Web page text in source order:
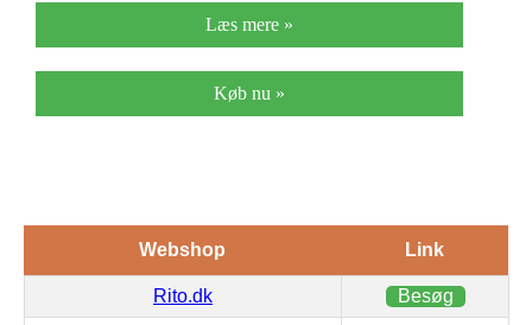
Læs mere »
Køb nu »
Webshop Link
Rito.dk Besøg